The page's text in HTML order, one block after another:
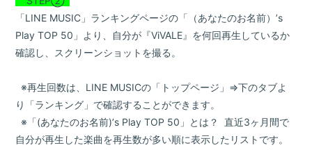
「LINE MUSIC」ランキングページの「（あなたのお名前）’s
Play TOP 50」より、自分が『ViVALE』を何回再生しているか
確認し、スクリーンショットを撮る。
※再生回数は、LINE MUSICの「トップページ」⇒下のタブよ
り「ランキング」で確認することができます。
※「(あなたのお名前)’s Play TOP 50」とは？ 直近3ヶ月間で
自分が再生した楽曲を再生数が多い順に表示したリストです。